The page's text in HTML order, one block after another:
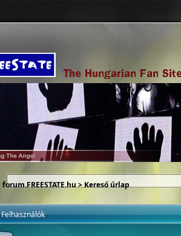
forum.FREESTATE.hu> Kereső űrlap
Felhasználók